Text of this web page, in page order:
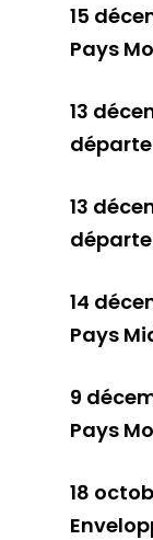
15
Pays
13
13
14
Pays
9
Pays
18